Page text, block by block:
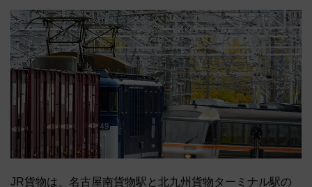
JR貨物は、名古屋南貨物駅と北九州貨物ターミナル駅の